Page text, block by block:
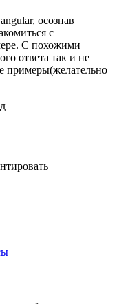
осознав
с
С похожими
ответа так и не
примеры(желательно